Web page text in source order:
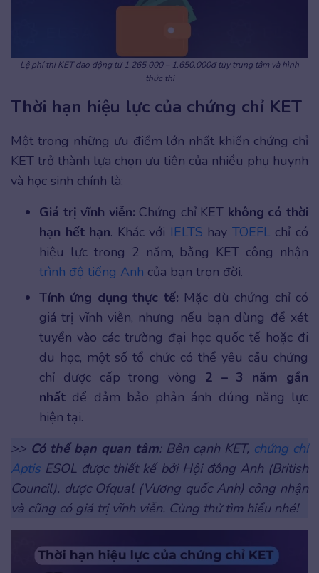
Lệ phí thi KET dao động từ 1.265.000 – 1.650.000đ tùy trung tâm và hình
thức thi
Thời hạn hiệu lực của chứng chỉ KET
Một trong những ưu điểm lớn nhất khiến chứng chỉ
KET trở thành lựa chọn ưu tiên của nhiều phụ huynh
và học sinh chính là:
Giá trị vĩnh viễn: Chứng chỉ KET không có thời
hạn hết hạn. Khác với IELTS hay TOEFLchỉ có
hiệu lực trong 2 năm, bằng KET công nhận
trình độ tiếng Anh của bạn trọn đời.
Tính ứng dụng thực tế: Mặc dù chứng chỉ có
giá trị vĩnh viễn, nhưng nếu bạn dùng để xét
tuyển vào các trường đại học quốc tế hoặc đi
du học, một số tổ chức có thể yêu cầu chứng
chỉ được cấp trong vòng 2 – 3 năm gần
nhất để đảm bảo phản ánh đúng năng lực
hiện tại.
>> Có thể bạn quan tâm: Bên cạnh KET, chứng chỉ
Aptis ESOL được thiết kế bởi Hội đồng Anh (British
Council), được Ofqual (Vương quốc Anh) công nhận
và cũng có giá trị vĩnh viễn. Cùng thử tìm hiểu nhé!